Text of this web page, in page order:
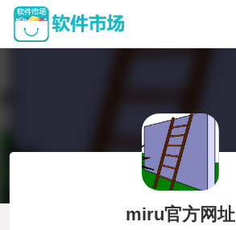
miru官方网址